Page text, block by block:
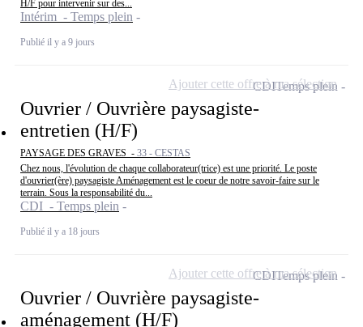
H/F pour intervenir sur des...
Intérim - Temps plein
Publié il y a 9 jours
Ouvrier / Ouvrière paysagiste-
entretien (H/F)
PAYSAGE DES GRAVES - 33 - CESTAS
Chez nous, l'évolution de chaque collaborateur(trice) est une priorité. Le poste
d'ouvrier(ère) paysagiste Aménagement est le coeur de notre savoir-faire sur le
terrain. Sous la responsabilité du...
CDI - Temps plein
Publié il y a 18 jours
CDITemps plein
Ajouter cette offre à ma sélection
Ouvrier / Ouvrière paysagiste-
aménagement (H/F)
CDITemps plein
Ajouter cette offre à ma sélection